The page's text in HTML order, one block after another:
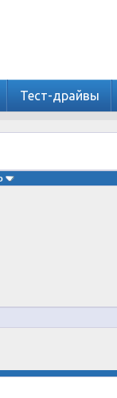
Тест-драйвы